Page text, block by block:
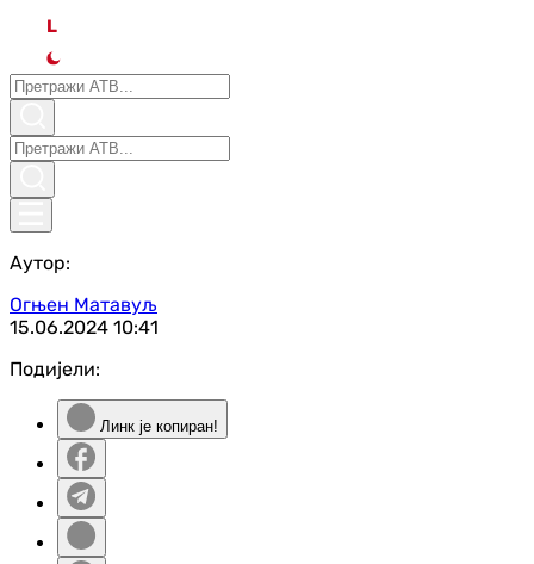
L
Аутор:
Огњен Матавуљ
15.06.2024 10:41
Подијели:
Линк је копиран!